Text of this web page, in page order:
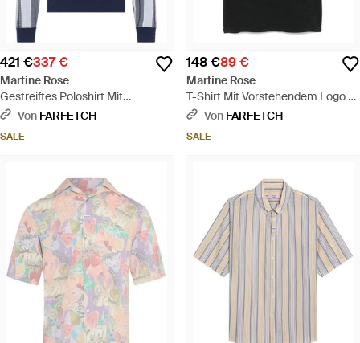
421 €337 €
Martine Rose
Gestreiftes Poloshirt Mit
Reißverschluss - Blau
Von FARFETCH
SALE
148 €89 €
Martine Rose
T-Shirt Mit Vorstehendem Logo -
Schwarz
Von FARFETCH
SALE